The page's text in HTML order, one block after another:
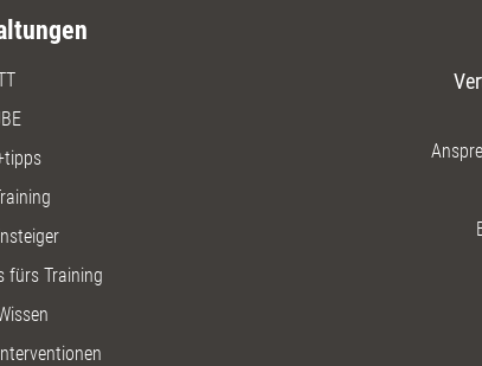
fürs Training